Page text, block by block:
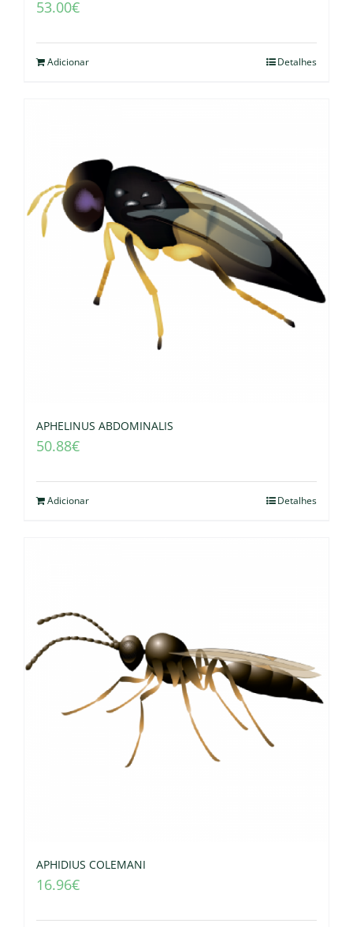
53.00€
Adicionar Detalhes
APHELINUS ABDOMINALIS
50.88€
Adicionar Detalhes
APHIDIUS COLEMANI
16.96€